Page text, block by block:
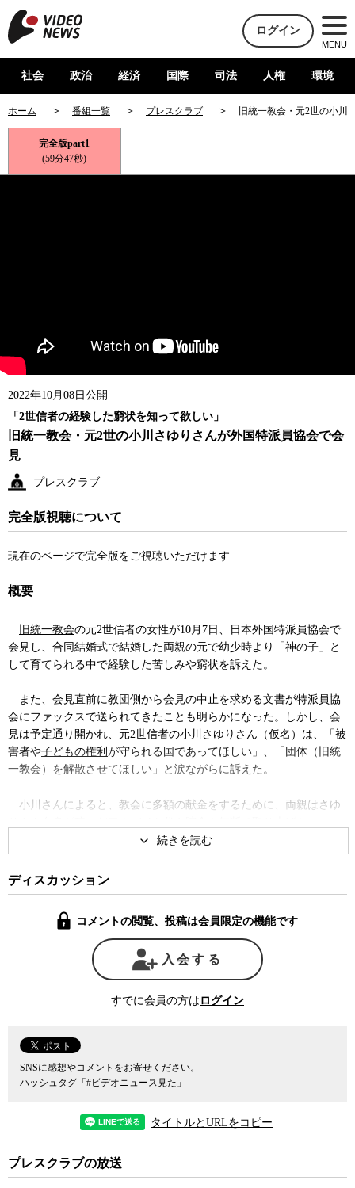
ログイン
MENU
社会 政治 経済 国際 司法 人権 環境
ホーム 番組一覧 プレスクラブ 旧統一教会・元2世の小川
完全版part1
(59分47秒)
2022年10月08日公開
「2世信者の経験した窮状を知って欲しい」
旧統一教会・元2世の小川さゆりさんが外国特派員協会で会
見
プレスクラブ
完全版視聴について
現在のページで完全版をご視聴いただけます
概要
旧統一教会の元2世信者の女性が10月7日、日本外国特派員協会で
会見し、合同結婚式で結婚した両親の元で幼少時より「神の子」と
して育てられる中で経験した苦しみや窮状を訴えた。
また、会見直前に教団側から会見の中止を求める文書が特派員協
会にファックスで送られてきたことも明らかになった。しかし、会
見は予定通り開かれ、元2世信者の小川さゆりさん（仮名）は、「被
害者や子どもの権利 が守られる国であってほしい」、「団体（旧統
一教会）を解散させてほしい」と涙ながらに訴えた。
小川さんによると、教会に多額の献金をするために、両親はさゆ
う。また、両親や教団から事あるごとに「地獄に落ちる」などと脅
されたことで、小川さん自身も精神疾患を患うようになり、6年前に
脱会したという。
小川さんはまた、多くの2世信者が同じような苦しみを受けている
統一教会 に入っていたというだけで社会から色眼鏡で見られる
ため、問題を告発したりカミングアウトするのは容易ではないとも
ディスカッション
コメントの閲覧、投稿は会員限定の機能です
入会する
すでに会員の方は ログイン
SNSに感想やコメントをお寄せください。
ハッシュタグ「#ビデオニュース見た」
タイトルとURLをコピー
プレスクラブの放送